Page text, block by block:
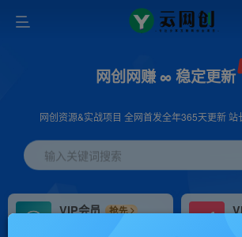
网创网赚 ∞ 稳定更新
网创资源&实战项目 全网首发全年365天更新
输入关键词搜索
VIP会员
抢先